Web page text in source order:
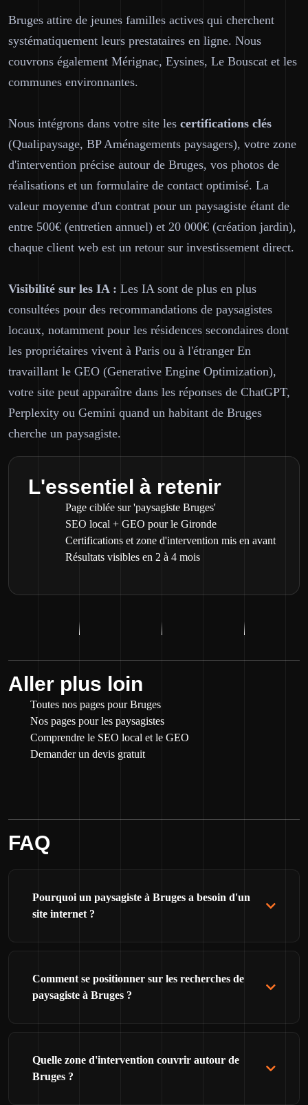
Bruges attire de jeunes familles actives qui cherchent
systématiquement leurs prestataires en ligne. Nous
couvrons également Mérignac, Eysines, Le Bouscat et les
communes environnantes.
Nous intégrons dans votre site les certifications clés
(Qualipaysage, BP Aménagements paysagers), votre zone
d'intervention précise autour de Bruges, vos photos de
réalisations et un formulaire de contact optimisé. La
valeur moyenne d'un contrat pour un paysagiste étant de
entre 500€ (entretien annuel) et 20 000€ (création jardin),
chaque client web est un retour sur investissement direct.
Visibilité sur les IA : Les IA sont de plus en plus
consultées pour des recommandations de paysagistes
locaux, notamment pour les résidences secondaires dont
les propriétaires vivent à Paris ou à l'étranger En
travaillant le GEO (Generative Engine Optimization),
votre site peut apparaître dans les réponses de ChatGPT,
Perplexity ou Gemini quand un habitant de Bruges
cherche un paysagiste.
L'essentiel à retenir
Page ciblée sur 'paysagiste Bruges'
SEO local + GEO pour le Gironde
Certifications et zone d'intervention mis en avant
Résultats visibles en 2 à 4 mois
Aller plus loin
Toutes nos pages pour Bruges
Nos pages pour les paysagistes
Comprendre le SEO local et le GEO
Demander un devis gratuit
FAQ
Pourquoi un paysagiste à Bruges a besoin d'un
site internet ?
Comment se positionner sur les recherches de
paysagiste à Bruges ?
Quelle zone d'intervention couvrir autour de
Bruges ?